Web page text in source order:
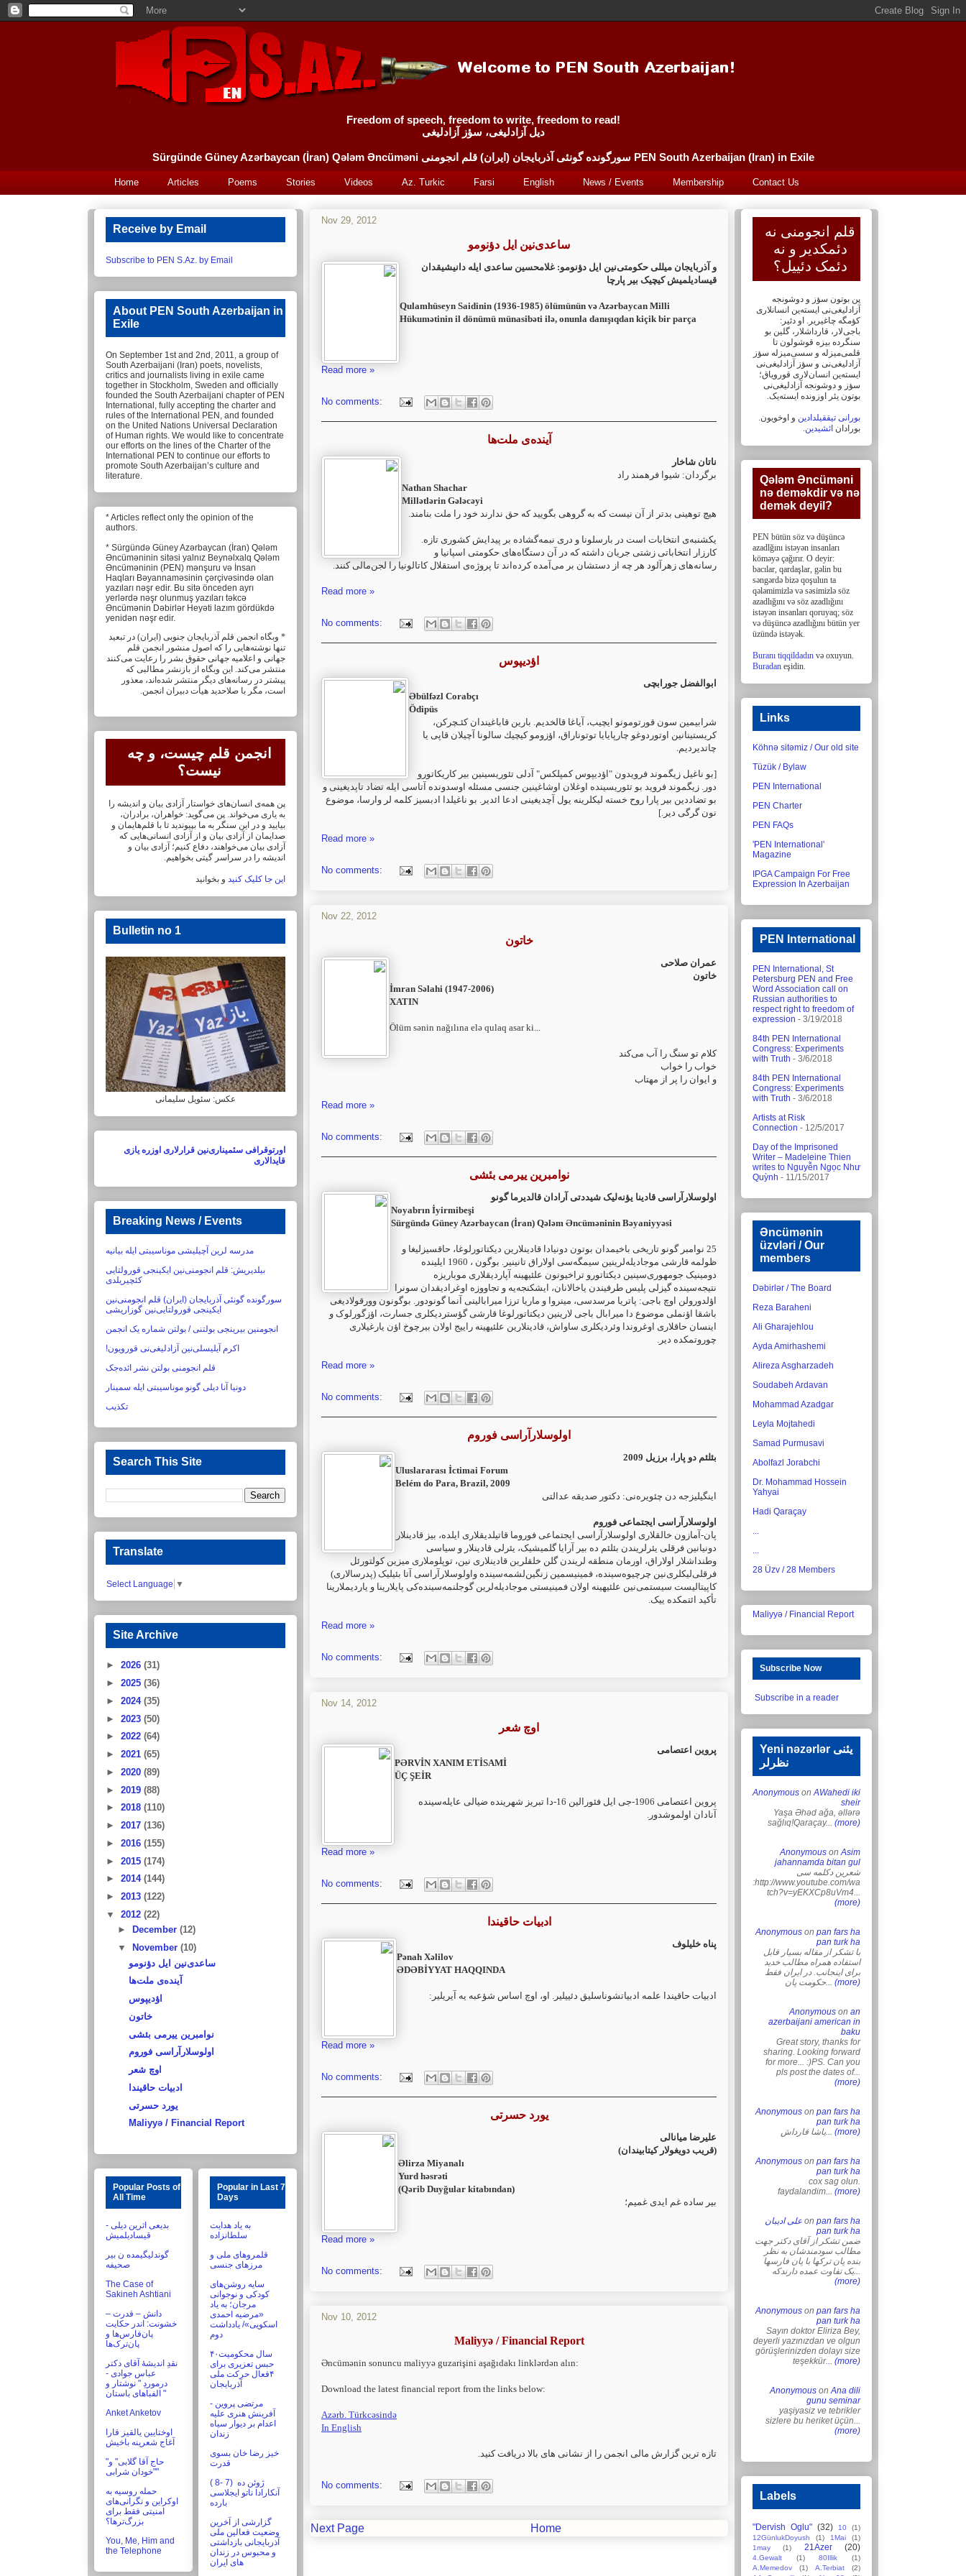
Freedom of speech, freedom to write, freedom to read!
دیل آزادلیغی، سؤز آزادلیغی
Sürgünde Güney Azərbaycan (İran) Qələm Əncüməni سورگونده گونئی آذربایجان (ایران) قلم انجومنی PEN South Azerbaijan (Iran) in Exile
Home Articles Poems Stories Videos Az. Turkic Farsi English News / Events Membership Contact Us
Nov 29, 2012
ساعدی‌نین ایل دؤنومو
و آذربایجان میللی حکومتى‌نین ایل دؤنومو: غلامحسین ساعدى ایله دانیشیقدان
قیسادیلمیش کیچیک بیر پارچا
Qulamhüseyn Saidinin (1936-1985) ölümünün və Azərbaycan Milli
Hükumətinin il dönümü münasibəti ilə, onunla danışıqdan kiçik bir parça
Read more »
No comments:
آینده‌ی ملت‌ها
ناتان شاخار
برگردان: شیوا فرهمند راد
Nathan Shachar‎
Millətlərin Gələcəyi
هیچ توهینی بد‌تر از آن نیست که به گروهی بگویید که حق ندارند خود را ملت بنامند.‏
یکشنبه‌ی انتخابات است در بارسلونا و دری نبمه‌گشاده بر پیدایش کشوری تازه.
کارزار انتخاباتی ‏زشتی جریان داشته که در آن دستگاه‌های حکومتی اسپانیا و
رسانه‌های زهرآلود هر چه از ‏دستشان بر می‌آمده کرده‌اند تا پروژه‌ی استقلال کاتالونیا را لجن‌مالی کنند.‏
Read more »
No comments:
اؤدیپوس
ابوالفضل جورابچی
Əbülfəzl Corabçı‎
Ödipüs
شرابیمین سون قورتومونو ایچیب، آیاغا قالخدیم. بارین قاباغیندان كئـچركن،
كریستینانین ‏اوتوردوغو چارپایایا توتوناراق، اؤزومو كیچیك سالونا آچیلان قاپی یا
چاتدیردیم.
‏[بو ناغیل زیگموند فرویدون "اؤدیپوس کمپلکس" آدلی تئوریسینین بیر کاریکاتورو
دور. ‏زیگموند فروید بو تئوریسینده اوغلان اوشاغینین جنسی مسئله اوسدونده آتاسی ایله تضاد ‏تاپدیغینی و
بو تضاددین بیر پارا روح خسته لیکلرینه یول آچدیغینی ادعا ائدیر. بو ناغیلدا ‏ادبسیز کلمه لر وارسا، موضوع
نون گرگی دیر.]‏
Read more »
No comments:
Nov 22, 2012
خاتون
عمران صلاحی
خاتون
İmran Səlahi (1947-2006)‎
XATIN
Ölüm sənin nağılına elə qulaq asar ki...
کلام تو سنگ را آب می‌کند
خواب را خواب
و ایوان را پر از مهتاب
Read more »
No comments:
نوامبرین ییرمی بئشی
اولوسلارآراسی قادینا یؤنه‌لیک شیددتی آرادان قالدیرما گونو
Noyabrın İyirmibeşi
Sürgündə Güney Azərbaycan (İran) Qələm Əncüməninin Bəyaniyyəsi
‏25 نوامبر گونو تاریخی باخیمدان بوتون دونیادا قادینلارین دیکتاتورلوغا، حاقسیزلیغا و
ظولمه قارشی موجادیله‌لرینین ‏سیمگه‌سی اولاراق تانینیر. بوگون ، 1960 ایلینده
دومینیک جومهوری‌سینین دیکتاتورو تراخیونون علئیهینه آپاردیقلاری ‏موباریزه
نتیجه‌سینده گیزلی پلیس طرفیندن یاخالانان، ایشکنجه‌یه و تجاووزه اوغرادیقدان سونرا
اؤلدورولن اوچ باجی: ‏پاتریا مرسدسی، مینروا و ماریا ترزا میرابالینی آنما گونودور. بوگونون وورقولادیغی
باشقا اؤنملی موضوع دا میرابال ‏باجی لارینین دیکتاتورلوغا قارشی گؤستردیکلری جسارت، اؤزگورلوک و
اینسان حاقلاری اوغروندا وئردیکلری ‏ساواش، قادینلارین علئیهینه راییج اولان بیرچوخ اؤن یارغیلاری
چوروتمکده دیر‎.‎
Read more »
No comments:
اولوسلارآراسی فوروم
بئلئم دو پارا، برزیل 2009
Uluslararası İctimai Forum
Belém do Para, Brazil, 2009‎
اینگیلیزجه دن چئویره‌نی: دکتور صدیقه عدالتی
اولوسلارآراسی ایجتماعی فوروم
پان‎-آمازون خالقلاری اولوسلارآراسی ایجتماعی فوروما قاتیلدیقلاری ایلده، بیز قادینلار
دونیانین فرقلی یئرلریندن بئلئم ‏ده بیر آرایا گلمیشیک، یئرلی قادینلار و سیاسی
وطنداشلار اولاراق، اورمان منطقه لریندن گلن خلقلرین قادینلاری نین، ‏توپلوملاری میزین کولتورئل
فرقلی‌لیکلری‌نین چرچیوه‌سینده، فمینیسمین زنگین‌لشمه‌سینده واولوسلارآراسی آتا بئیلیک ‏‏(پدرسالاری)
کاپیتالیست سیستمی‌نین علئیهینه اولان فمینیستی موجادیله‌لرین گوجلنمه‌سینده‌کی پایلارینا و یاردیملارینا
‏تأکید ائتمکده ییک.‏
Read more »
No comments:
Nov 14, 2012
اوچ شعر
پروین اعتصامی
PƏRVİN XANIM ETİSAMİ
ÜÇ ŞEİR
Read more »
No comments:
ادبیات حاقیندا
پناه خلیلوف
Pənah Xəlilov
ƏDƏBİYYAT HAQQINDA
ادبیات حاقیندا علمه ادبیاتشوناسلیق دئییلیر. او، اوچ اساس شؤعبه یه آیریلیر:
Read more »
No comments:
یورد حسرتی
علیرضا میانالی
‏(قریب دویغولار کیتابیندان)‏
Əlirza Miyanalı
Yurd həsrəti
‎(Qərib Duyğular kitabından)‎
بیر ساده غم ایدی غمیم؛
Read more »
No comments:
Nov 10, 2012
Maliyyə / Financial Report
Əncümənin sonuncu maliyyə guzarişini aşağıdakı linklərdən alın:
Download the latest financial report from the links below:
Azərb. Türkcəsində
In English
تازه ترین گزارش مالی انجمن را از نشانی های بالا دریافت کنید.
No comments:
Next Page Home
Receive by Email
Subscribe to PEN S.Az. by Email
About PEN South Azerbaijan in
Exile
On September 1st and 2nd, 2011, a group of
South Azerbaijani (Iran) poets, novelists,
critics and journalists living in exile came
together in Stockholm, Sweden and officially
founded the South Azerbaijani chapter of PEN
International, fully accepting the charter and
rules of the International PEN, and founded
on the United Nations Universal Declaration
of Human rights. We would like to concentrate
our efforts on the lines of the Charter of the
International PEN to continue our efforts to
promote South Azerbaijan’s culture and
literature.
* Articles reflect only the opinion of the
authors.
* Sürgündə Güney Azərbaycan (İran) Qələm
Əncüməninin sitəsi yalnız Beynəlxalq Qələm
Əncüməninin (PEN) mənşuru və İnsan
Haqları Bəyannaməsinin çərçivəsində olan
yazıları nəşr edir. Bu sitə önceden ayrı
yerlərdə nəşr olunmuş yazıları təkcə
Əncümənin Dəbirlər Heyəti lazım gördükdə
yenidən nəşr edir.
* وبگاه انجمن قلم آذربایجان جنوبی (ایران) در تبعید
تنها نوشته‌هایی را که اصول منشور انجمن قلم
جهانی و ‏اعلامیه جهانی حقوق بشر را رعایت می‌کنند
منتشر می‌کند. این وبگاه از بازنشر مطالبی که
پیشتر در ‏رسانه‌های دیگر منتشر شده‌اند، معذور
است، مگر با صلاحدید هیأت دبیران انجمن.
انجمن قلم چیست، و چه
نیست؟
پن همه‌ی انسان‌های خواستار آزادی بیان و اندیشه را
به یاری می‌خواند. پن می‌گوید: خواهران، ‏برادران،
بیایید و در این سنگر به ما بپیوندید تا با قلم‌هایمان‏ و
صدایمان از آزادی بیان و از آزادی ‏انسانی‌هایی که
آزادی بیان می‌خواهند، دفاع کنیم؛ آزادی بیان و
اندیشه را در سراسر گیتی ‏بخواهیم.
این جا کلیک کنید و بخوانید
Bulletin no 1
عکس: سئویل سلیمانی
اورتوقرافی سئمیناری‌نین قرارلاری اوزره یازی
قایدالاری
Breaking News / Events
مدرسه لرین آچیلیشی موناسیبتی ایله بیانیه
بیلدیریش:‏ قلم انجومنی‌نین ایکینجی قورولتایی
کئچیریلدی
سورگونده گونئی آذربایجان (ایران) قلم انجومنی‌نین
ایکینجی قورولتایی‌نین گوزاریشی‏
انجومنین بیرینجی بولتنی / بولتن شماره یک انجمن
اکرم آیلیسلی‌نین آزادلیغی‌نی قورویون!‏
قلم انجومنی بولتن نشر ائده‌جک
دونیا آنا دیلی گونو موناسیبتی ایله سمینار
تکذیب
Search This Site
Translate
Select Language ▼
Site Archive
► 2026 (31)
► 2025 (36)
► 2024 (35)
► 2023 (50)
► 2022 (64)
► 2021 (65)
► 2020 (89)
► 2019 (88)
► 2018 (110)
► 2017 (136)
► 2016 (155)
► 2015 (174)
► 2014 (144)
► 2013 (122)
▼ 2012 (22)
►
December (12)
▼
November (10)
ساعدی‌نین ایل دؤنومو
آینده‌ی ملت‌ها
اؤدیپوس
خاتون
نوامبرین ییرمی بئشی
اولوسلارآراسی فوروم
اوچ شعر
ادبیات حاقیندا
یورد حسرتی
Maliyyə / Financial Report
Popular Posts of
All Time
بدیعی اثرین دیلی -
قیسادیلمیش
گوندلیگیمده ن بیر
صحیفه
The Case of
Sakineh Ashtiani
دانش – قدرت –
خشونت: اندر حکایت
پان‌فارس‌ها و
پان‌ترک‌ها
نقدِ اندیشۀ آقای دکتر
عباس جوادی -
درموردِ " نوشتار و
الفباهای باستان "
Anket Anketov
اوختايين يالقيز قارا
"حاج آقا گلابى" و
"خودان شرابى"
حمله روسیه به
اوکراین و نگرانی‌های
امنیتی فقط برای
بزرگ‌ترها؟
You, Me, Him and
the Telephone
Popular in Last 7
Days
به یاد هدایت
سلطانزاده
قلمروهای ملی و
مرزهای جنسی
سایه روشن‌های
کودکی و نوجوانی
مرجان؛ به یاد
«مرضیه احمدی
اسکویی»/ یادداشت
دوم
۴۰سال محکومیت
حبس تعزیری برای
۴فعال حرکت ملی
آذربایجان
مرتضی پروین -
آفرینش هنری علیه
اعدام بر دیوار سیاه
زندان
خیز رضا خان بسوی
قدرت
( 8- 7) ژوئن ده
آنکارادا ناتو ایجلاسی
بارده
گزارشی از آخرین
وضعیت فعالین ملی
آذربایجانی بازداشتی
و محبوس در زندان
های ایران
قلم انجومنی نه
دئمکدیر و نه
دئمک دئییل؟
پن بوتون سؤز و دوشونجه
آزادلیغی‌نی ایسته‌ین انسانلاری
کؤمگه چاغیریر. او دئیر:
باجی‌لار، ‏قارداشلار، گلین بو
سنگرده بیزه قوشولون تا
قلمی‌میزله و سسی‌میزله سؤز
آزادلیغی‌نی و سؤز ‏آزادلیغی‌نی
ایسته‌ین انسان‌لاری قورویاق؛
سؤز و دوشونجه آزادلیغی‌نی
بوتون یئر اوزونده ایسته‌یک. ‏
بورانی تیققیلدادین و اوخویون.
بورادان ائشیدین.
Qələm Əncüməni
nə deməkdir və nə
demək deyil?‎
PEN bütün söz və düşüncə
azadlğını istəyən insanları
köməyə çağırır. O deyir:
bacılar, ‎qardaşlar, gəlin bu
səngərdə bizə qoşulun ta
qələmimizlə və səsimizlə söz
azadlığını və söz ‎azadlığını
istəyən insanları qoruyaq; söz
və düşüncə azadlığını bütün yer
üzündə istəyək.
Buranı tiqqildadın və oxuyun.
Buradan eşidin.
Links
Köhnə sitəmiz / Our old site
Tüzük / Bylaw
PEN International
PEN Charter
PEN FAQs
'PEN International'
Magazine
IPGA Campaign For Free
Expression In Azerbaijan
PEN International
PEN International, St
Petersburg PEN and Free
Word Association call on
Russian authorities to
respect right to freedom of
expression - 3/19/2018
84th PEN International
Congress: Experiments
with Truth - 3/6/2018
84th PEN International
Congress: Experiments
with Truth - 3/6/2018
Artists at Risk
Connection - 12/5/2017
Day of the Imprisoned
Writer – Madeleine Thien
writes to Nguyễn Ngọc Như
Quỳnh - 11/15/2017
Əncümənin
üzvləri / Our
members
Dəbirlər / The Board
Reza Baraheni
Ali Gharajehlou
Ayda Amirhashemi
Alireza Asgharzadeh
Soudabeh Ardavan
Mohammad Azadgar
Leyla Mojtahedi
Samad Purmusavi
Abolfazl Jorabchi
Dr. Mohammad Hossein
Yahyai
Hadi Qaraçay
...
...
28 Üzv / 28 Members
Maliyyə / Financial Report
Subscribe Now
Subscribe in a reader
Yeni nəzərlər یئنی
نظرلر
Anonymous onAWahedi iki
sheir
Yaşa Əhəd ağa, əllərə
sağlıq!Qaraçay... (more)
Anonymous onAsim
jahannamda bitan gul
شعرین دکلمه سی
:http://www.youtube.com/wa
tch?v=yEKXCp8uVm4...
(more)
Anonymous on pan fars ha
pan turk ha
با تشکر از مقاله بسیار قابل
استفاده همراه مطالب خدید
برای اینجانب. در ایران فقط
حکومت پان... (more)
Anonymous on an
azerbaijani american in
baku
Great story, thanks for
sharing. Looking forward
for more... :)PS. Can you
pls post the dates of...
(more)
Anonymous on pan fars ha
pan turk ha
یاشا قارداش... (more)
Anonymous on pan fars ha
pan turk ha
cox sag olun.
faydalandim... (more)
علی ادیبان on pan fars ha
pan turk ha
ضمن تشکر از آقای دکتر جهت
مطالب سودمندشان به نظر
بنده پان ترکها با پان فارسها
یک تفاوت عمده دارندکه...
(more)
Anonymous on pan fars ha
pan turk ha
Sayın doktor Eliriza Bey,
deyerli yazınızdan ve olgun
görüşlerinizden dolayı size
teşekkür... (more)
Anonymous onAna dili
gunu seminar
yaşiyasiz ve tebrikler
sizlere bu heriket üçün...
(more)
Labels
"Dervish Oglu" (32) 10
(1)
12GünlukDoyush
(1) 1Mai
(1)
1may
(1) 21Azer (20)
4.Gewalt (1) 80Illik
(1)
A.Memedov
(1) A.Terbiat
(2)